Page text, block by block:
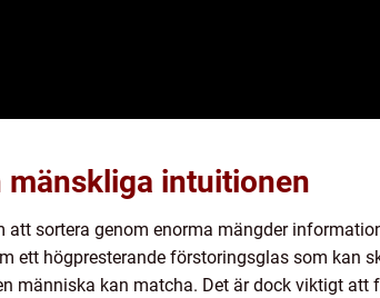
intuitionen
sortera genom enorma mängder
ett högpresterande förstoringsglas som kan
människa kan matcha. Det är dock viktigt